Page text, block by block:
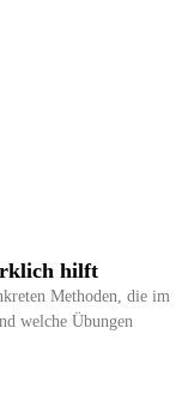
hilft
Methoden, die im
welche Übungen